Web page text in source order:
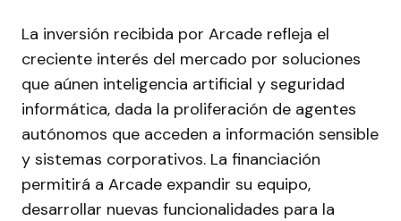
La inversión recibida por Arcade refleja el
creciente interés del mercado por soluciones
que aúnen inteligencia artificial y seguridad
informática, dada la proliferación de agentes
autónomos que acceden a información sensible
y sistemas corporativos. La financiación
permitirá a Arcade expandir su equipo,
desarrollar nuevas funcionalidades para la